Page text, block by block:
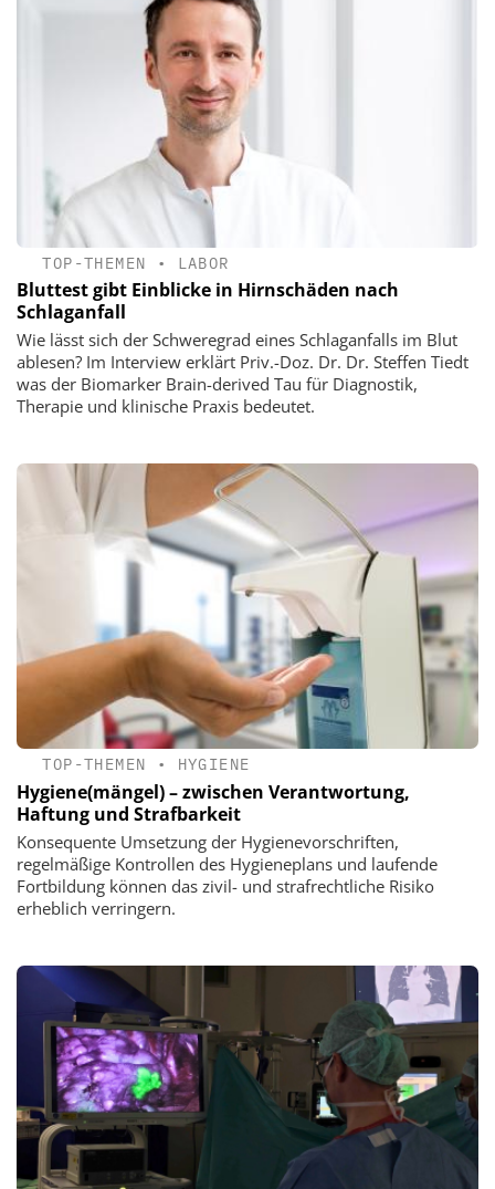
TOP-THEMEN • LABOR
Bluttest gibt Einblicke in Hirnschäden nach
Schlaganfall
Wie lässt sich der Schweregrad eines Schlaganfalls im Blut
ablesen? Im Interview erklärt Priv.-Doz. Dr. Dr. Steffen Tiedt
was der Biomarker Brain-derived Tau für Diagnostik,
Therapie und klinische Praxis bedeutet.
TOP-THEMEN • HYGIENE
Hygiene(mängel) – zwischen Verantwortung,
Haftung und Strafbarkeit
Konsequente Umsetzung der Hygienevorschriften,
regelmäßige Kontrollen des Hygieneplans und laufende
Fortbildung können das zivil- und strafrechtliche Risiko
erheblich verringern.